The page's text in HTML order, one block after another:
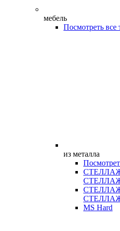
мебель
Посмотреть все
из металла
MS Hard